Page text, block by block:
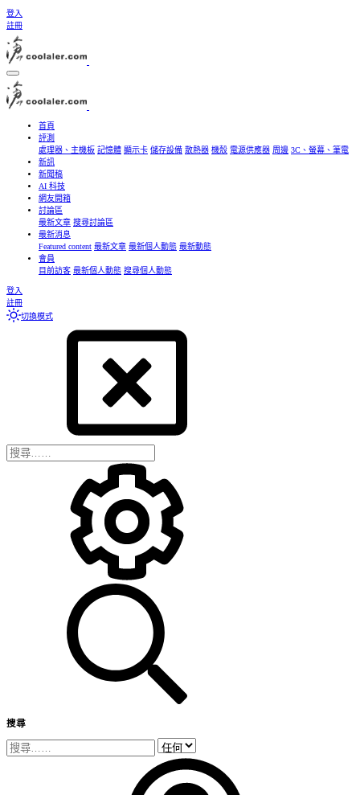
登入
註冊
首頁
評測
處理器、主機板 記憶體 顯示卡 儲存設備 散熱器 機殼 電源供應器 周邊 3C、螢幕、筆電
新訊
新聞稿
AI 科技
網友開箱
討論區
最新文章 搜尋討論區
最新消息
Featured content 最新文章 最新個人動態 最新動態
會員
目前訪客 最新個人動態 搜尋個人動態
登入
註冊
切換模式
搜尋